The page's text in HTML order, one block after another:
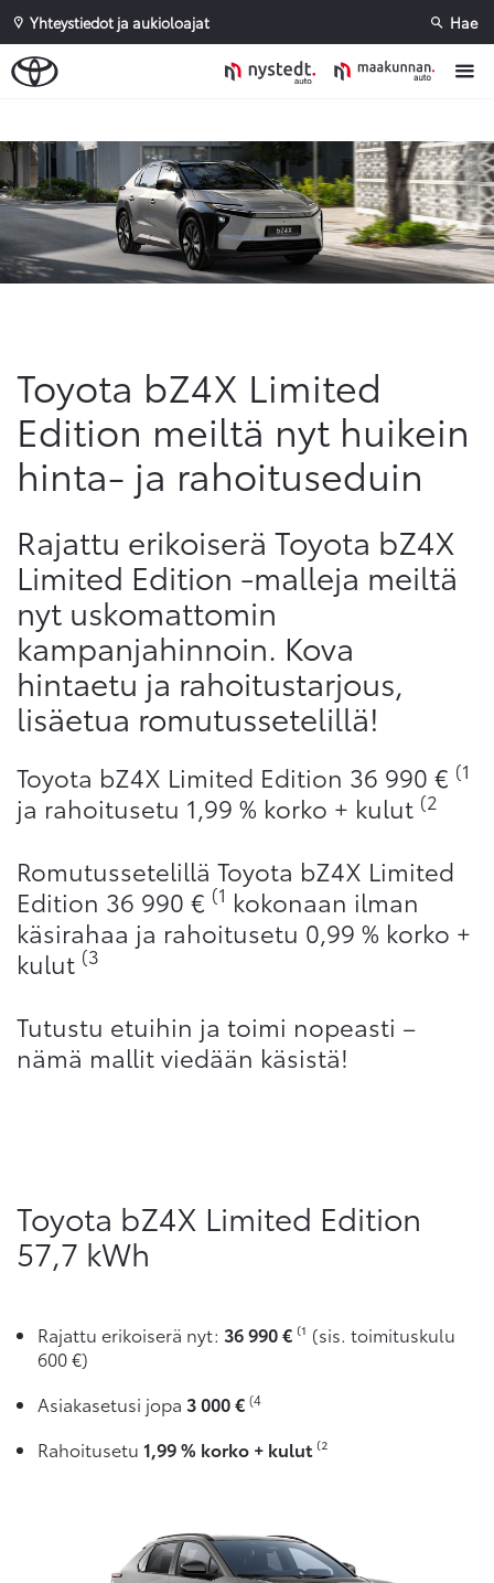
Yhteystiedot ja aukioloajat Hae
Toyota bZ4X Limited
Edition meiltä nyt huikein
hinta- ja rahoituseduin
Rajattu erikoiserä Toyota bZ4X
Limited Edition -malleja meiltä
nyt uskomattomin
kampanjahinnoin. Kova
hintaetu ja rahoitustarjous,
lisäetua romutussetelillä!
Toyota bZ4X Limited Edition 36 990 € (1
ja rahoitusetu 1,99 % korko + kulut (2
Romutussetelillä Toyota bZ4X Limited
Edition 36 990 € (1 kokonaan ilman
käsirahaa ja rahoitusetu 0,99 % korko +
kulut (3
Tutustu etuihin ja toimi nopeasti –
nämä mallit viedään käsistä!
Toyota bZ4X Limited Edition
57,7 kWh
Rajattu erikoiserä nyt:36 990 € ⁽¹ (sis. toimituskulu
600 €)
Asiakasetusi jopa3 000 € (4
Rahoitusetu1,99 % korko + kulut⁽²